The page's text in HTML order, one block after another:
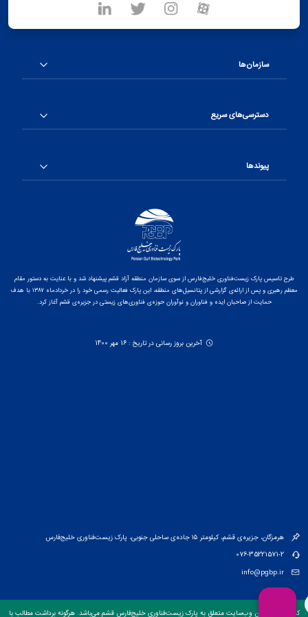
سازمان‌ها
دسترسی‌های سریع
پیوندها
طرح تاسیس پارک زیست‌فناوری خلیج‌فارس از سوی سازمان منطقه آزاد قشم پیشنهاد شد و با عنایت به دستور مقام
معظم رهبری و پس از ارائه‌ی گزارشی از پتانسیل‌های منطقه، این پارک فعالیت رسمی خود را در خردادماه ۱۳۸۷ با هدف
حمایت از صاحبان ایده و فناوران و نوآوران حوزه‌ی فناوری‌های زیستی در جزیره‌ی قشم آغاز کرد.
آخرین بروز رسانی در تاریخ : 16 مهر 1400
هرمزگان، جزیره‌ی قشم، کیلومتر ۱۵ جاده‌ی ساحلی جنوبی، پارک زیست‌فناوری خلیج‌فارس
076-35221571-2
info@pgbp.ir
کلیه‌ی حقوق این وب‌سایت متعلق به پارک زیست‌فناوری خلیج‌فارس قشم می‌باشد. هرگونه برداشت مطالب با